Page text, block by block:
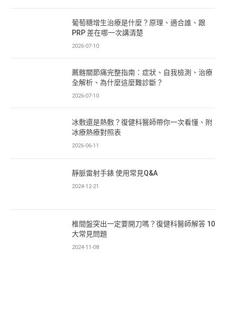
葡萄糖增生治療是什麼？原理、適合誰、跟
PRP 差在哪一次講清楚
2026-07-10
薦髂關節痛完整指南：症狀、自我檢測、治療
全解析、為什麼這麼難診斷？
2026-07-10
冰敷還是熱敷？復健科醫師帶你一次看懂、附
冰療熱療對照表
2026-06-11
靜脈雷射手錶 使用常見Q&A
2024-12-21
椎間盤突出一定要開刀嗎？復健科醫師解答 10
大常見問題
2024-11-08